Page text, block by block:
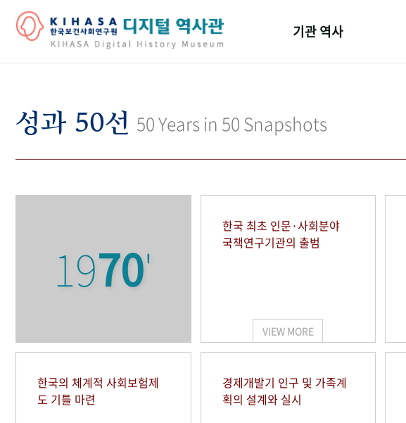
기관 역사
기관 변천사
성과 50선 50 Years in 50 Snapshots
1970'
한국 최초 인문·사회분야
국책연구기관의 출범
VIEW MORE
한국의 체계적 사회보험제
도 기틀 마련
경제개발기 인구 및 가족계
획의 설계와 실시